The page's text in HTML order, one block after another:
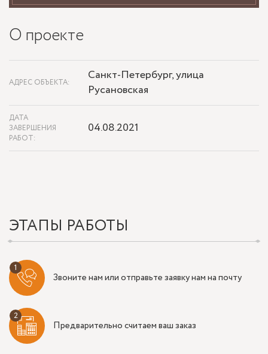
О проекте
АДРЕС ОБЪЕКТА:
Санкт-Петербург, улица
Русановская
ДАТА
ЗАВЕРШЕНИЯ
РАБОТ:
04.08.2021
ЭТАПЫ РАБОТЫ
Звоните нам или отправьте заявку нам на почту
Предварительно считаем ваш заказ